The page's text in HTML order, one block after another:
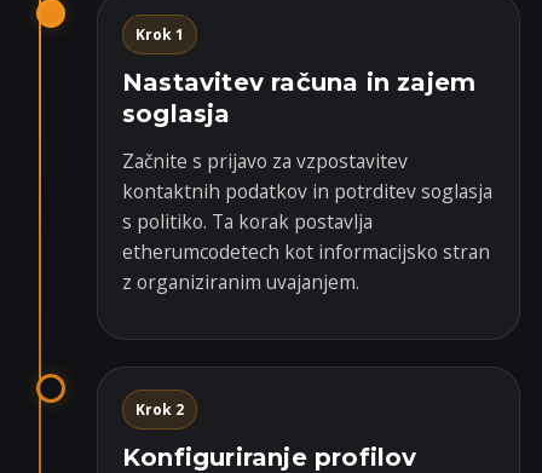
Krok 1
Nastavitev računa in zajem
soglasja
Začnite s prijavo za vzpostavitev
kontaktnih podatkov in potrditev soglasja
s politiko. Ta korak postavlja
etherumcodetech kot informacijsko stran
z organiziranim uvajanjem.
Krok 2
Konfiguriranje profilov